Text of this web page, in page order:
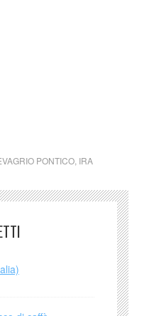
PONTICO, IRA